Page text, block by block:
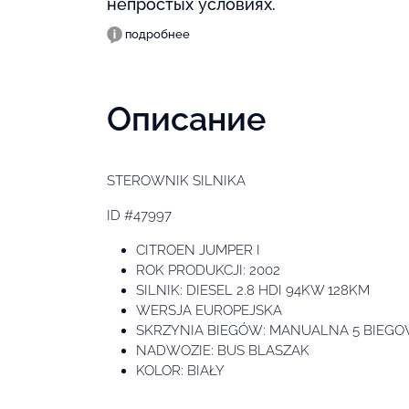
непростых условиях.
подробнее
Описание
STEROWNIK SILNIKA
ID #47997
CITROEN JUMPER I
ROK PRODUKCJI: 2002
SILNIK: DIESEL 2.8 HDI 94KW 128KM
WERSJA EUROPEJSKA
SKRZYNIA BIEGÓW: MANUALNA 5
NADWOZIE: BUS BLASZAK
KOLOR: BIAŁY